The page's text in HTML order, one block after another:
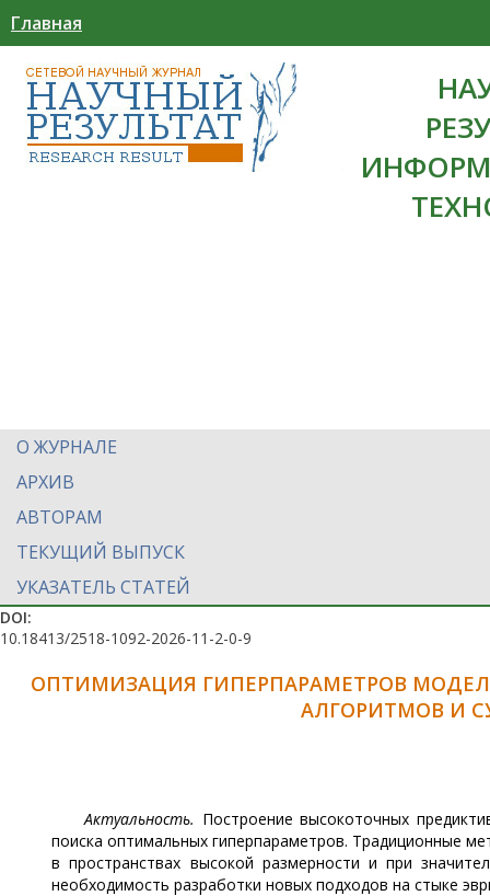
Главная
О ЖУРНАЛЕ
АРХИВ
АВТОРАМ
ТЕКУЩИЙ ВЫПУСК
УКАЗАТЕЛЬ СТАТЕЙ
DOI:
10.18413/2518-1092-2026-11-2-0-9
ОПТИМИЗАЦИЯ ГИПЕРПАРАМЕТРОВ
АЛГОРИТМОВ И
Актуальность. Построение высокоточных
поиска оптимальных гиперпараметров. Традиционные
в пространствах высокой размерности и при
необходимость разработки новых подходов на стыке